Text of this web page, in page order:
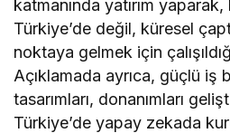
katmanında yatırım
Türkiye’de değil, küresel
noktaya gelmek için
Açıklamada ayrıca, güçlü iş
tasarımları, donanımları
Türkiye’de yapay zekada